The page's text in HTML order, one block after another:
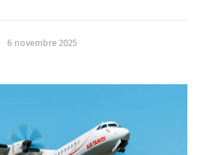
6 novembre 2025